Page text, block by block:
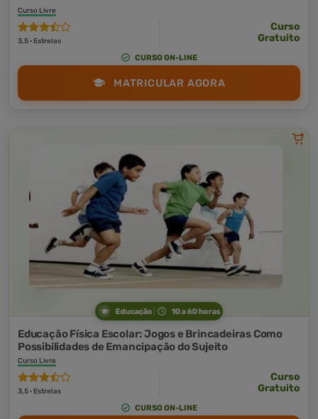
Curso Livre
3,5 · Estrelas
Curso
Gratuito
CURSO ON-LINE
MATRICULAR AGORA
Educação 10 a 60 horas
Educação Física Escolar: Jogos e Brincadeiras Como
Possibilidades de Emancipação do Sujeito
Curso Livre
3,5 · Estrelas
Curso
Gratuito
CURSO ON-LINE